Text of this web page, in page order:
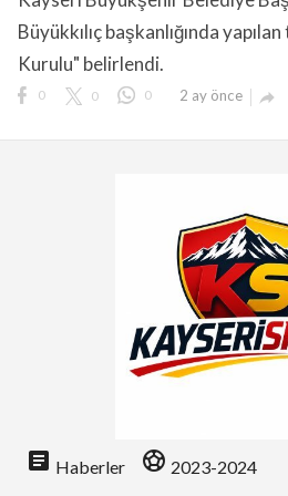
Büyükkılıç başkanlığında
Kurulu" belirlendi.
0 0 0 2 ay önce 
article Haberler sports_soccer 2023-2024